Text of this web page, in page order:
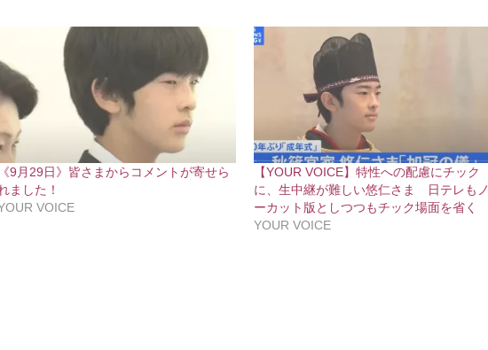
《9月29日》皆さまからコメントが寄せら
ました！
VOICE
【YOUR VOICE】特性への配慮にチック
に、生中継が難しい悠仁さま 日テレもノ
ーカット版としつつもチック場面を省く
YOUR VOICE